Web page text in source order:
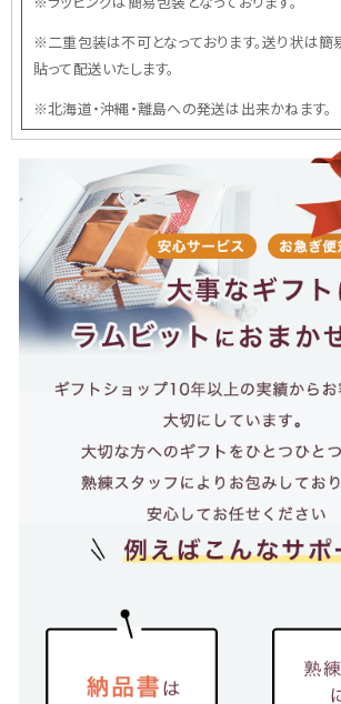
※二重包装は不可となっております。送り状は簡
貼って配送いたします。
※北海道・沖縄・離島への発送は出来かねます。